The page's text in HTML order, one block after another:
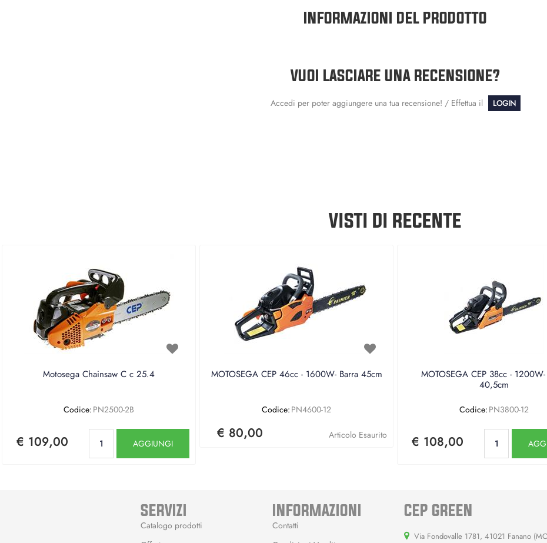
INFORMAZIONI DEL PRODOTTO
VUOI LASCIARE UNA RECENSIONE?
Accedi per poter aggiungere una tua recensione! / Effettua il LOGIN
VISTI DI RECENTE
Motosega Chainsaw C c 25.4
Codice: PN2500-2B
€ 109,00 AGGIUNGI
MOTOSEGA CEP 46cc - 1600W- Barra 45cm
Codice: PN4600-12
€ 80,00 Articolo Esaurito
MOTOSEGA CEP 38cc -
40,5cm
Codice: PN3800-12
€ 108,00
SERVIZI
Catalogo prodotti
INFORMAZIONI
Contatti
CEP GREEN
Via Fondovalle 1781, 41021 Fanano